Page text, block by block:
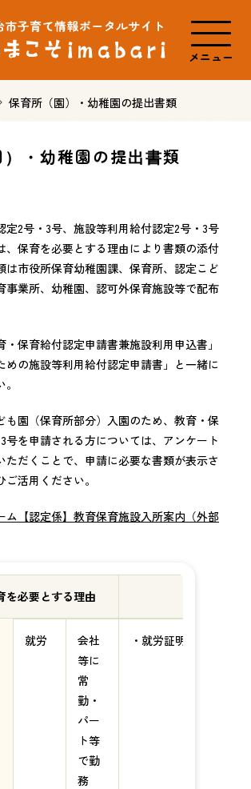
メニュー
保育所（園）・幼稚園の提出書類
・幼稚園の提出書類
定2号・3号、施設等利用給付認定2号・3号
、保育を必要とする理由により書類の添付
は市役所保育幼稚園課、保育所、認定こど
事業所、幼稚園、認可外保育施設等で配布
保育給付認定申請書兼施設利用申込書」
めの施設等利用給付認定申請書」と一緒に
も園（保育所部分）入園のため、教育・保
号を申請される方については、アンケート
ただくことで、申請に必要な書類が表示さ
活用ください。
ム【認定係】教育保育施設入所案内（外部
を必要とする理由
就労
会社
等に
常
勤・
パー
ト等
で勤
務
・就労証明書